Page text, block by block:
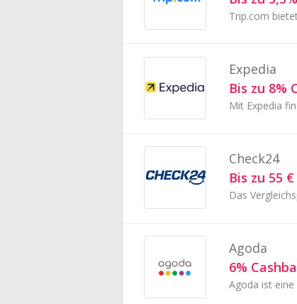
Expedia
Bis zu 8%
Mit Expedia
Check24
Bis zu 55
Agoda
6%